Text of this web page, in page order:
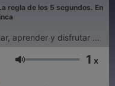
regla de los 5 segundos. En
aprender y disfrutar ...
Volumen 1 x